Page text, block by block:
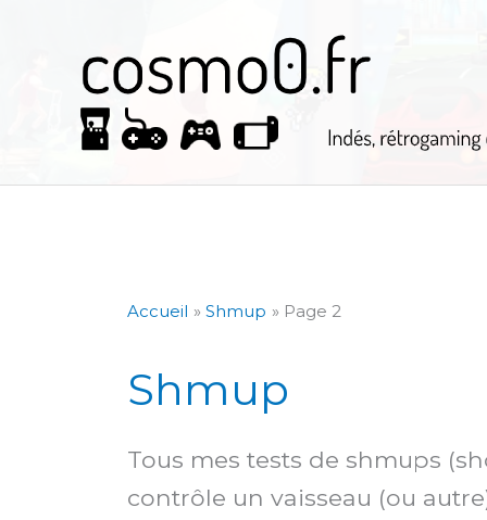
Accueil Shmup Page 2
Shmup
Tous mes tests de shmups
contrôle un vaisseau (ou